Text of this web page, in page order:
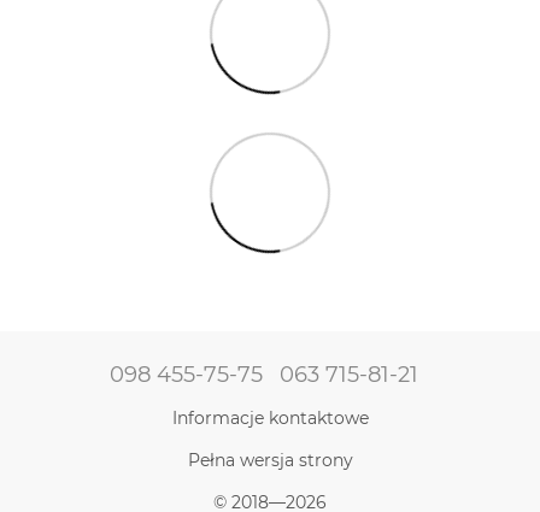
098 455-75-75 063 715-81-21
Informacje kontaktowe
Pełna wersja strony
© 2018—2026